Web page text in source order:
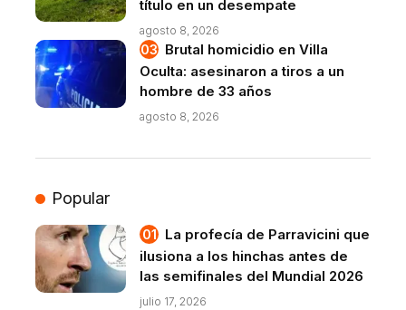
título en un desempate
agosto 8, 2026
Brutal homicidio en Villa
Oculta: asesinaron a tiros a un
hombre de 33 años
agosto 8, 2026
Popular
La profecía de Parravicini que
ilusiona a los hinchas antes de
las semifinales del Mundial 2026
julio 17, 2026